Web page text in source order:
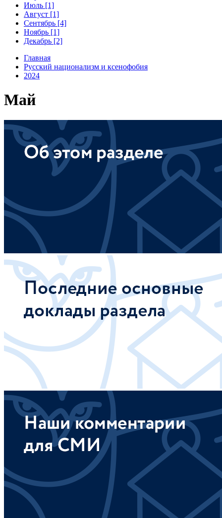
Июль [1]
Август [1]
Сентябрь [4]
Ноябрь [1]
Декабрь [2]
Главная
Русский национализм и ксенофобия
2024
Май